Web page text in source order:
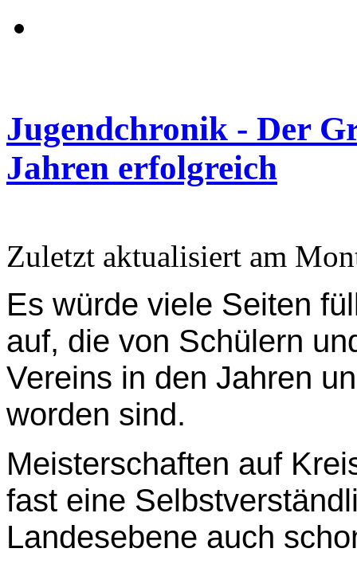
Jugendchronik - Der
Jahren erfolgreich
Zuletzt aktualisiert am
Es würde viele Seiten
auf, die von Schülern
Vereins in den Jahren
worden sind.
Meisterschaften auf
fast eine
Landesebene auch